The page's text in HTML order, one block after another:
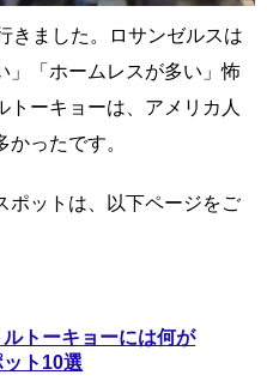
きました。ロサンゼルスは
」「ホームレスが多い」怖
トーキョーは、アメリカ人
ったです。
ポットは、以下ページをご
トーキョーには何が
ト10選